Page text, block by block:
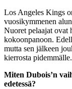
Los Angeles Kings
vuosikymmenen
Nuoret pelaajat
kokoonpanoon.
mutta sen jälkeen
kierrosta pidemmälle.
Miten Dubois’n
edetessä?